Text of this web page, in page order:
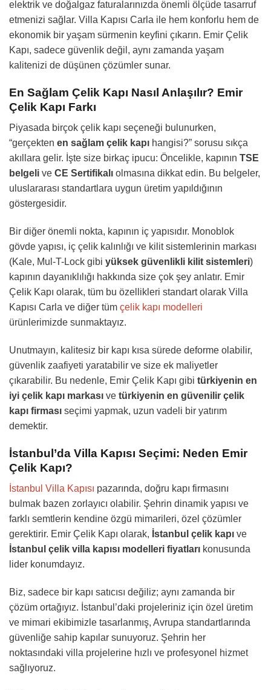
elektrik ve doğalgaz faturalarınızda önemli ölçüde tasarruf
etmenizi sağlar. Villa Kapısı Carla ile hem konforlu hem de
ekonomik bir yaşam sürmenin keyfini çıkarın. Emir Çelik
Kapı, sadece güvenlik değil, aynı zamanda yaşam
kalitenizi de düşünen çözümler sunar.
En Sağlam Çelik Kapı Nasıl Anlaşılır? Emir
Çelik Kapı Farkı
Piyasada birçok çelik kapı seçeneği bulunurken,
“gerçekten en sağlam çelik kapı hangisi?” sorusu sıkça
akıllara gelir. İşte size birkaç ipucu: Öncelikle, kapının TSE
belgeli ve CE Sertifikalı olmasına dikkat edin. Bu belgeler,
uluslararası standartlara uygun üretim yapıldığının
göstergesidir.
Bir diğer önemli nokta, kapının iç yapısıdır. Monoblok
gövde yapısı, iç çelik kalınlığı ve kilit sistemlerinin markası
(Kale, Mul-T-Lock gibi yüksek güvenlikli kilit sistemleri)
kapının dayanıklılığı hakkında size çok şey anlatır. Emir
Çelik Kapı olarak, tüm bu özellikleri standart olarak Villa
Kapısı Carla ve diğer tüm çelik kapı modelleri
ürünlerimizde sunmaktayız.
Unutmayın, kalitesiz bir kapı kısa sürede deforme olabilir,
güvenlik zaafiyeti yaratabilir ve size ek maliyetler
çıkarabilir. Bu nedenle, Emir Çelik Kapı gibi türkiyenin en
iyi çelik kapı markası ve türkiyenin en güvenilir çelik
kapı firması seçimi yapmak, uzun vadeli bir yatırım
demektir.
İstanbul’da Villa Kapısı Seçimi: Neden Emir
Çelik Kapı?
İstanbul Villa Kapısı pazarında, doğru kapı firmasını
bulmak bazen zorlayıcı olabilir. Şehrin dinamik yapısı ve
farklı semtlerin kendine özgü mimarileri, özel çözümler
gerektirir. Emir Çelik Kapı olarak, İstanbul çelik kapı ve
İstanbul çelik villa kapısı modelleri fiyatları konusunda
lider konumdayız.
Biz, sadece bir kapı satıcısı değiliz; aynı zamanda bir
çözüm ortağıyız. İstanbul’daki projeleriniz için özel üretim
ve mimari ekibimizle tasarlanmış, Avrupa standartlarında
güvenliğe sahip kapılar sunuyoruz. Şehrin her
noktasındaki villa projelerine hızlı ve profesyonel hizmet
sağlıyoruz.